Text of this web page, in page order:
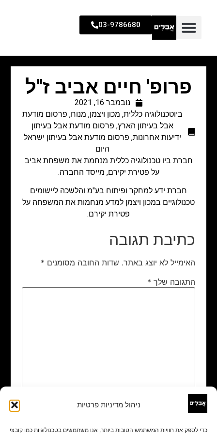
ניהול מדיניות פרטיות
כדי לספק את חוויות המשתמש הטובות ביותר, אנו משתמשים בטכנולוגיות כמו קובצי
03-9786680
פרופ' חיים אביב ז"ל
נובמבר 16, 2021
ביוטכנולוגיה כללית, מכון ויצמן, מנוח, פרסום מודעת
אבל בעיתון הארץ, פרסום מודעת אבל בעיתון
ידיעות אחרונות, פרסום מודעת אבל בעיתון ישראל
היום
חברת ביו טכנולוגיה כללית מנחמת את משפחת אביב
על פטירת יקירם, מייסד החברה.
חברת ידע למחקר ופיתוח בע"מ והלשכה ליישומים
טכנולוגיים במכון ויצמן למדע מנחמות את המשפחה על
פטירת יקירם.
כתיבת תגובה
האימייל לא יוצג באתר. שדות החובה מסומנים *
התגובה שלך *
שם